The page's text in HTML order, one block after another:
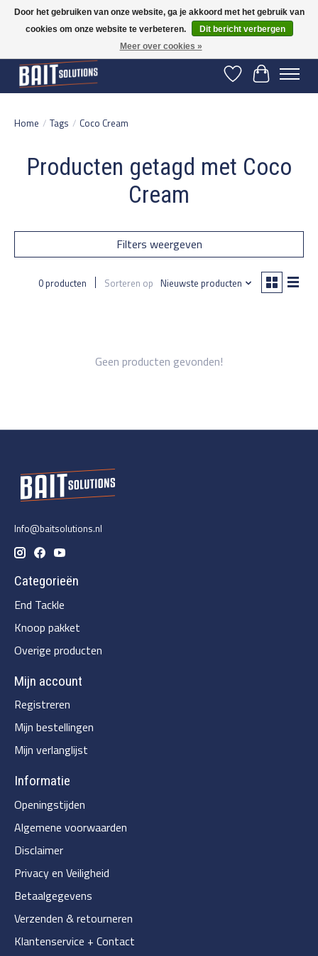
Gratis verzending vanaf 50 euro binnen NL | Op voorraad binnen 2-5 werkdagen
verzonden | België vanaf 70 euro gratis verzonden
Verlanglijst
Home / Tags / Coco Cream
Producten getagd met Coco
Cream
Filters weergeven
0 producten Sorteren op Nieuwste producten
Geen producten gevonden!
Info@baitsolutions.nl
Categorieën
End Tackle
Knoop pakket
Overige producten
Mijn account
Registreren
Mijn bestellingen
Mijn verlanglijst
Informatie
Openingstijden
Algemene voorwaarden
Disclaimer
Privacy en Veiligheid
Betaalgegevens
Verzenden & retourneren
Klantenservice + Contact
Door het gebruiken van onze website, ga je akkoord met het gebruik van
cookies om onze website te verbeteren.
Dit bericht verbergen
Meer over cookies »